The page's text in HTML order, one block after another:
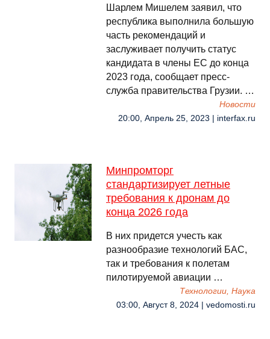
Шарлем Мишелем заявил, что
республика выполнила большую
часть рекомендаций и
заслуживает получить статус
кандидата в члены ЕС до конца
2023 года, сообщает пресс-
служба правительства Грузии. …
Новости
20:00, Апрель 25, 2023 | interfax.ru
Минпромторг
стандартизирует летные
требования к дронам до
конца 2026 года
В них придется учесть как
разнообразие технологий БАС,
так и требования к полетам
пилотируемой авиации …
Технологии, Наука
03:00, Август 8, 2024 | vedomosti.ru